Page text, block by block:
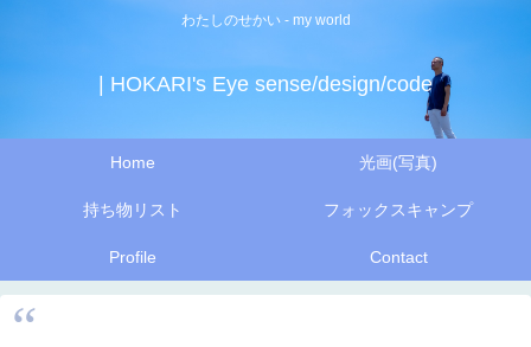
わたしのせかい - my world
| HOKARI's Eye sense/design/code
Home 光画(写真)
持ち物リスト フォックスキャンプ
Profile Contact